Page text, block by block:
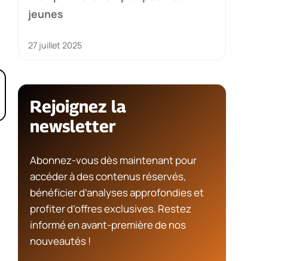
jeunes
27 juillet 2025
Rejoignez la
newsletter
Abonnez-vous dès maintenant pour
accéder à des contenus réservés,
bénéficier d’analyses approfondies et
profiter d’offres exclusives. Restez
informé en avant-première de nos
nouveautés !